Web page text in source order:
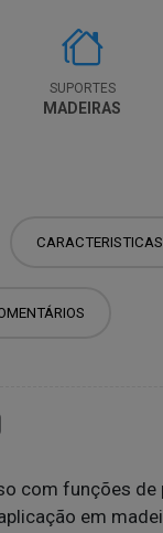
SUPORTES
MADEIRAS
CARACTERISTICAS
com funções de
em